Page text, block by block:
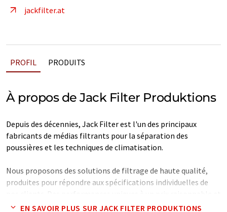
jackfilter.at
PROFIL PRODUITS
À propos de Jack Filter Produktions
Depuis des décennies, Jack Filter est l'un des principaux
fabricants de médias filtrants pour la séparation des
poussières et les techniques de climatisation.
Nous proposons des solutions de filtrage de haute qualité,
produites pour répondre aux spécifications individuelles de
des délais de livraison courts permettent d'obtenir un rapport
EN SAVOIR PLUS SUR JACK FILTER PRODUKTIONS